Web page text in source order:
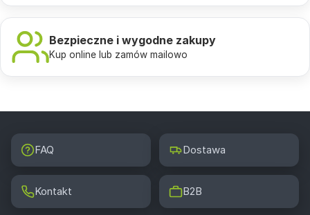
Bezpieczne i wygodne zakupy
Kup online lub zamów mailowo
FAQ Dostawa
Kontakt B2B